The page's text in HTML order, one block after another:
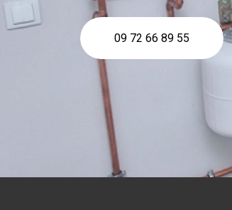
09 72 66 89 55